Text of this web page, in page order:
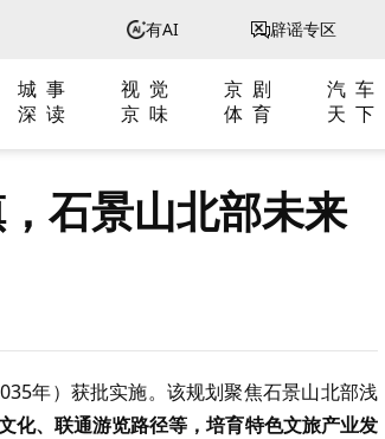
有AI 辟谣专区
城 事 视 觉 京 剧 汽 车
深 读 京 味 体 育 天 下
石景山北部未来
年）获批实施。该规划聚焦石景山北部浅
化、联通游览路径等，培育特色文旅产业发